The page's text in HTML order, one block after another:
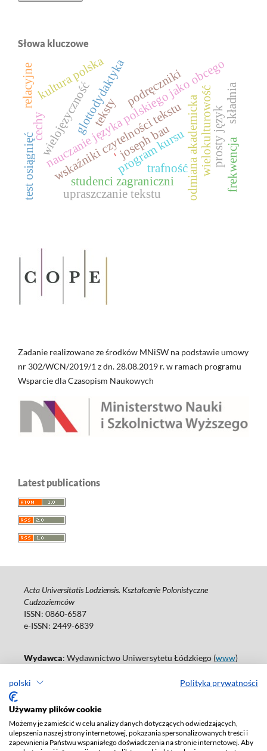
polski Polityka prywatności
Używamy plików cookie
Możemy je zamieścić w celu analizy danych dotyczących odwiedzających,
ulepszenia naszej strony internetowej, pokazania spersonalizowanych treści i
zapewnienia Państwu wspaniałego doświadczenia na stronie internetowej. Aby
Słowa kluczowe
nauczanie języka polskiego jako obcego
odmiana akademicka
program kursu
studenci zagraniczni
glottodydaktyka
wielojęzyczność wielokulturowośćprosty język
upraszczanie tekstu
wskaźniki czytelności tekstu
test osiągnięć trafność
kultura polska
joseph bau
podręczniki
frekwencja
relacyjne
cechy teksty składnia
-
Zadanie realizowane ze środków MNiSW na podstawie umowy
nr 302/WCN/2019/1 z dn. 28.08.2019 r. w ramach programu
Wsparcie dla Czasopism Naukowych
Latest publications
Acta Universitatis Lodziensis. Kształcenie Polonistyczne
Cudzoziemców
ISSN: 0860-6587
e-ISSN: 2449-6839
Wydawca: Wydawnictwo Uniwersytetu Łódzkiego (www)
Tel.: 42 235 01 65, fax: 42 66 55 86
Deklaracja dostępności